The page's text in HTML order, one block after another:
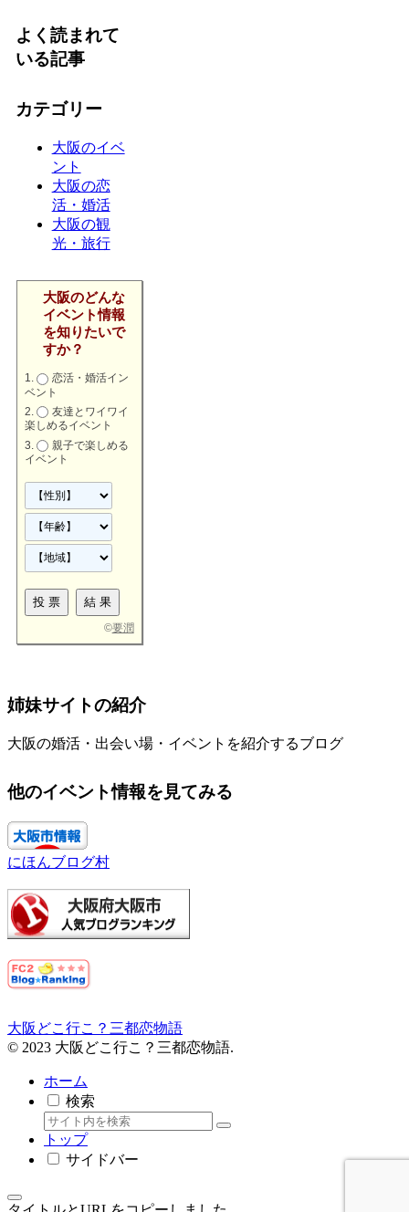
よく読まれて
いる記事
カテゴリー
大阪のイベ
ント
大阪の恋
活・婚活
大阪の観
光・旅行
大阪のどんな
イベント情報
を知りたいで
すか？
恋活・婚活イン
ベント
友達とワイワイ
楽しめるイベント
親子で楽しめる
イベント
©要潤
姉妹サイトの紹介
大阪の婚活・出会い場・イベントを紹介するブログ
他のイベント情報を見てみる
にほんブログ村
大阪どこ行こ？三都恋物語
© 2023 大阪どこ行こ？三都恋物語.
ホーム
検索
トップ
サイドバー